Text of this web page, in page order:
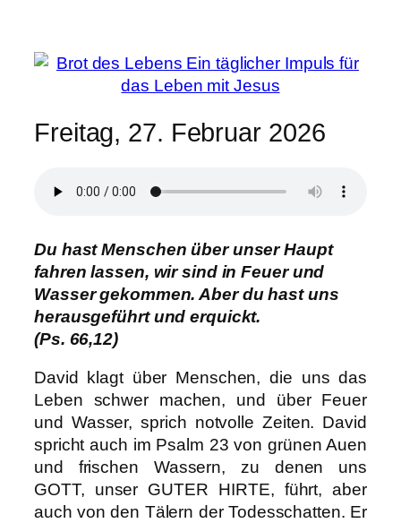
springen
Freitag, 27. Februar 2026
Du hast Menschen über unser Haupt
fahren lassen, wir sind in Feuer und
Wasser gekommen. Aber du hast uns
herausgeführt und erquickt.
(Ps. 66,12)
David klagt über Menschen, die uns das
Leben schwer machen, und über Feuer
und Wasser, sprich notvolle Zeiten. David
spricht auch im Psalm 23 von grünen Auen
und frischen Wassern, zu denen uns
GOTT, unser GUTER HIRTE, führt, aber
auch von den Tälern der Todesschatten. Er